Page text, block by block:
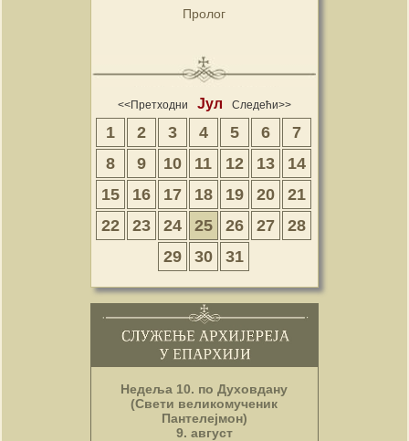
Пролог
<<Претходни Јул Следећи>>
1 2 3 4 5 6
7
8
9 10 11 12 13
14
15
16 17 18 19 20
21
22
23 24 25 26 27
28
29
30 31
Недеља 10. по Духовдану
(Свети великомученик
Пантелејмон)
9. август